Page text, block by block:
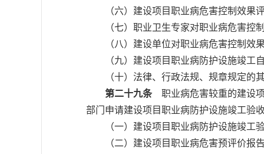
（六）建设项目职业病危害控制效果
（七）职业卫生专家对职业病危害控制
（八）建设单位对职业病危害控制效果
（九）建设项目职业病防护设施竣工
（十）法律、行政法规、规章规定的
第二十九条职业病危害较重的建设项
部门申请建设项目职业病防护设施竣工验
（一）建设项目职业病防护设施竣工
（二）建设项目职业病危害预评价报